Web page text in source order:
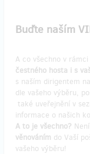
Buďte naším
A co všechno v
čestného hosta i s
s naším dirigentem
dle vašeho výběru,
také uveřejnění v
informace o našich
A to je všechno?
věnováním do Vaší
vašeho výběru!